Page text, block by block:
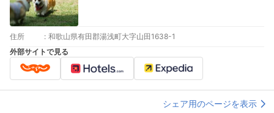
住所 : 和歌山県有田郡湯浅町大字山田1638-1
外部サイトで見る
シェア用のページを表示